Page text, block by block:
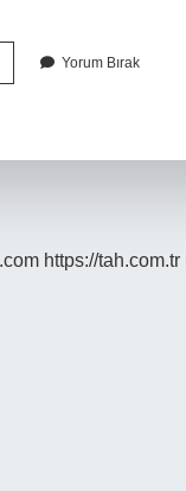
Yorum Bırak
https://tah.com.tr